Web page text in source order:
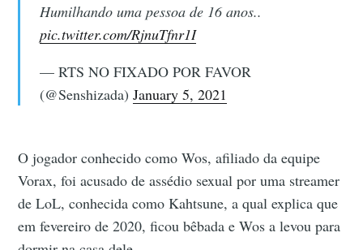
Humilhando uma pessoa de 16 anos..
pic.twitter.com/RjnuTfnr1I
— RTS NO FIXADO POR FAVOR
(@Senshizada) January 5, 2021
O jogador conhecido como Wos, afiliado da equipe
Vorax, foi acusado de assédio sexual por uma streamer
de LoL, conhecida como Kahtsune, a qual explica que
em fevereiro de 2020, ficou bêbada e Wos a levou para